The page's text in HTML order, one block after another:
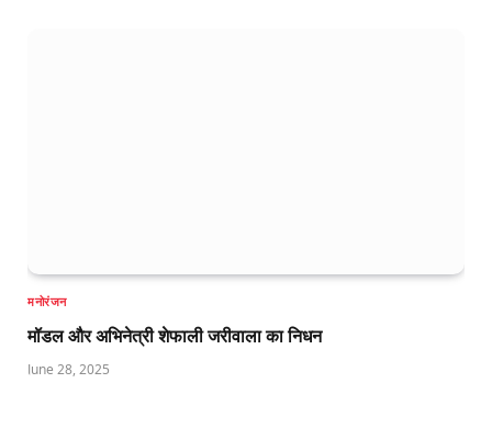
मनोरंजन
मॉडल और अभिनेत्री शेफाली जरीवाला का निधन
June 28, 2025